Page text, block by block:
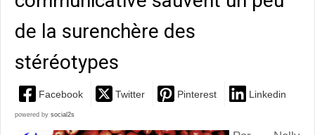
de la surenchère des
stéréotypes
Facebook Twitter Pinterest Linkedin
powered by social2s